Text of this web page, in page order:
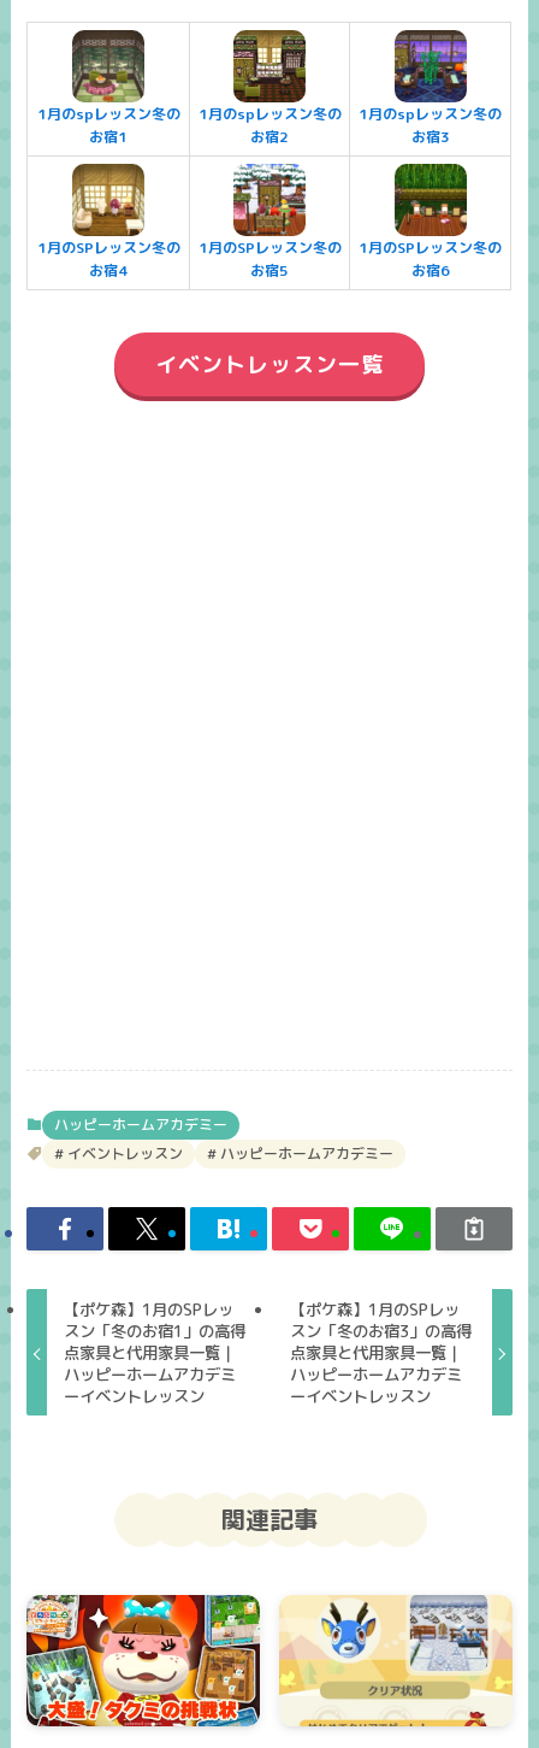
1月のspレッスン冬の
お宿1
1月のspレッスン冬の
お宿2
1月のspレッスン冬の
お宿3
1月のSPレッスン冬の
お宿4
1月のSPレッスン冬の
お宿5
1月のSPレッスン冬の
お宿6
イベントレッスン一覧
ハッピーホームアカデミー
イベントレッスン
ハッピーホームアカデミー
【ポケ森】1月のSPレッ
スン「冬のお宿1」の高得
点家具と代用家具一覧｜
ハッピーホームアカデミ
ーイベントレッスン
【ポケ森】1月のSPレッ
スン「冬のお宿3」の高得
点家具と代用家具一覧｜
ハッピーホームアカデミ
ーイベントレッスン
関連記事